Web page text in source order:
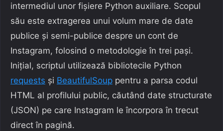
intermediul unor fișiere Python auxiliare. Scopul
său este extragerea unui volum mare de date
publice și semi-publice despre un cont de
Instagram, folosind o metodologie în trei pași.
Inițial, scriptul utilizează bibliotecile Python
requests și BeautifulSoup pentru a parsa codul
HTML al profilului public, căutând date structurate
(JSON) pe care Instagram le încorpora în trecut
direct în pagină.